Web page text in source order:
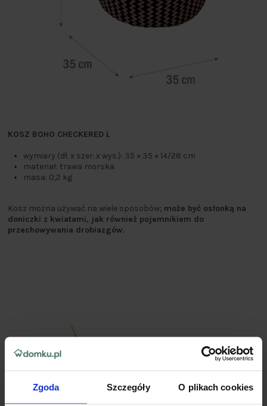
Zgoda Szczegóły O plikach cookies
KOSZ BOHO CHECKERED L
wymiary (dł. x szer. x wys.): 35 × 35 × 14/28 cm
materiał: trawa morska
masa: 0,2 kg
Kosz można używać na wiele sposobów; może być osłonką na
doniczki z kwiatami, jak również pojemnikiem do
przechowywania drobiazgów.